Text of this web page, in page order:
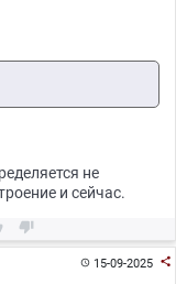
не
и сейчас.

15-09-2025 